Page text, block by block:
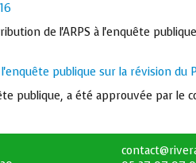
de l'ARPS à l'enquête
publique sur la révision du
publique, a été approuvée par le